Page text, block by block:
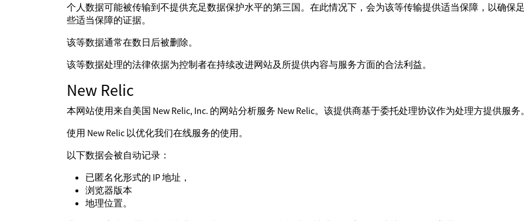
个人数据可能被传输到不提供充足数据保护水平的第三国。在此情况下，会为该等传输提供适当保障，以确保
些适当保障的证据。
该等数据通常在数日后被删除。
该等数据处理的法律依据为控制者在持续改进网站及所提供内容与服务方面的合法利益。
New Relic
本网站使用来自美国 New Relic, Inc. 的网站分析服务 New Relic。该提供商基于委托处理协议作为处理方提供服务
使用 New Relic 以优化我们在线服务的使用。
以下数据会被自动记录：
已匿名化形式的 IP 地址，
浏览器版本
地理位置。